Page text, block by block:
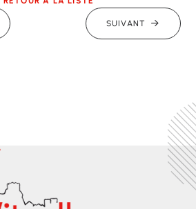
SUIVANT